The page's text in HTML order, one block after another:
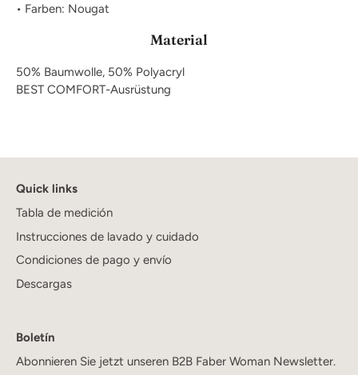
• Farben: Nougat
Material
50% Baumwolle, 50% Polyacryl
BEST COMFORT-Ausrüstung
Quick links
Tabla de medición
Instrucciones de lavado y cuidado
Condiciones de pago y envío
Descargas
Boletín
Abonnieren Sie jetzt unseren B2B Faber Woman Newsletter.